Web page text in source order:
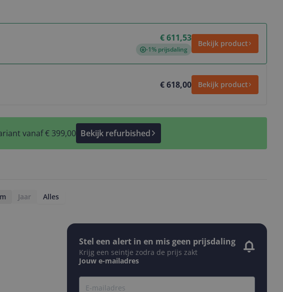
€ 611,53
-1% prijsdaling
Bekijk product
€ 618,00 Bekijk product
vanaf € 399,00 Bekijk refurbished
Jaar Alles
Stel een alert in en mis geen prijsdaling
Krijg een seintje zodra de prijs zakt
Jouw e-mailadres